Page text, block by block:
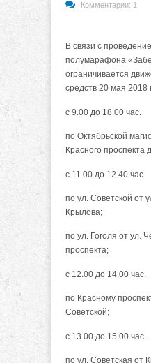
Комментарии: 1
В связи с
полумарафона
ограничивается
средств 20 мая 2018
с 9.00 до 18.00 час.
по Октябрьской
Красного проспекта
с 11.00 до 12.40 час.
по ул. Советской от
Крылова;
по ул. Гоголя от ул.
проспекта;
с 12.00 до 14.00 час.
по Красному
Советской;
с 13.00 до 15.00 час.
по ул. Советская от